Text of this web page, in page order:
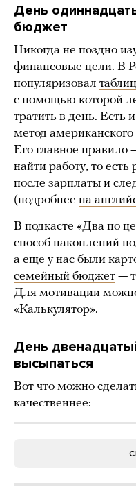
День
бюджет
Никогда не поздно
финансовые цели. В
популяризовал
с помощью которой
тратить в день. Есть
метод
Его главное
найти работу, то
после зарплаты и
(подробнее на
В подкасте «Два по
способ накоплений
а еще у нас были
семейный бюджет —
Для мотивации
«Калькулятор».
День
высыпаться
Вот что можно
качественнее: